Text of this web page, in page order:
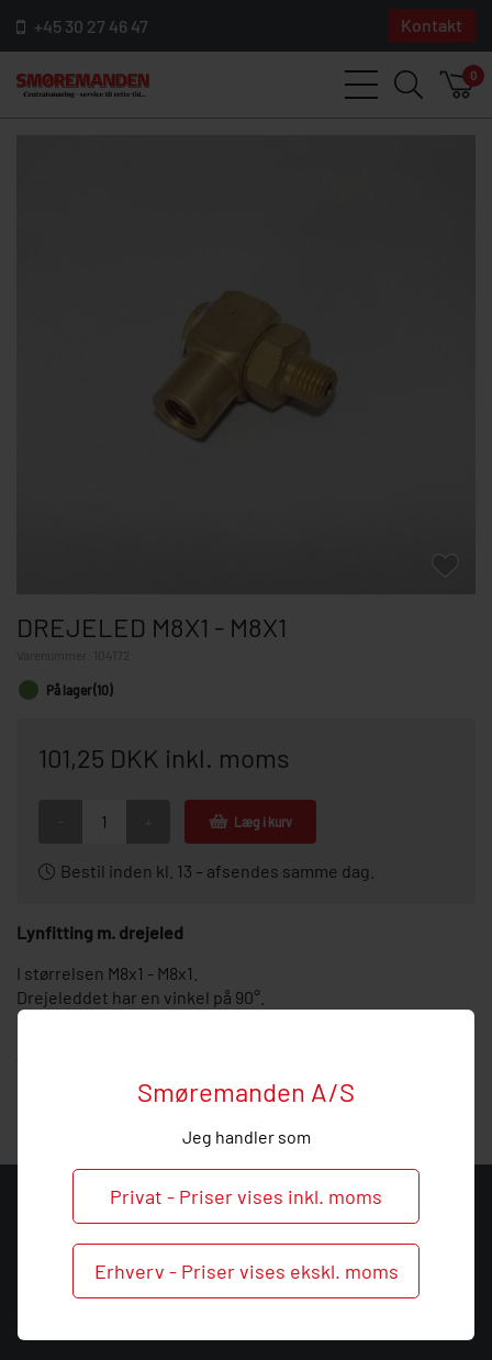
Smøremanden A/S
Jeg handler som
Privat - Priser vises inkl. moms
Erhverv - Priser vises ekskl. moms
+45 30 27 46 47 Kontakt
0
DREJELED M8X1 - M8X1
104172
På lager (10)
101,25 DKK inkl. moms
Læg i kurv
Bestil inden kl. 13 – afsendes samme dag.
Lynfitting m. drejeled
I størrelsen M8x1 - M8x1.
Drejeleddet har en vinkel på 90°.
KONTAKT
CVR: 39683717
9640 Farsø